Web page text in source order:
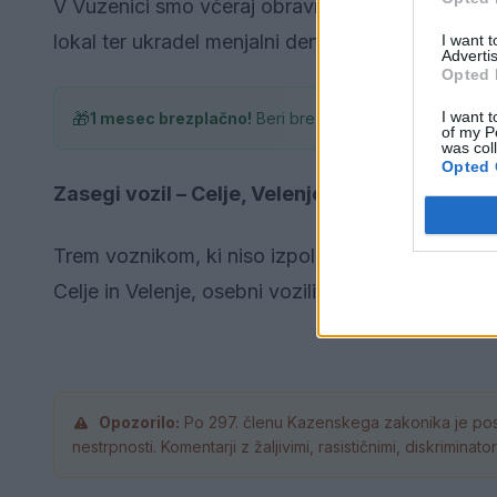
I want
Opted
I want
of my
was
Opted
V Vuzenici smo včeraj obravnavali vlom v
lokal ter ukradel menjalni denar in več škatlic
🎁1 mesec brezplačno! Beri brez oglasov
Zasegi vozil – Celje, Velenje, Ravne na
Trem voznikom, ki niso izpolnjevali pogojev za
Celje in Velenje, osebni vozili. Na območju
Opozorilo: Po 297. členu Kazenskega zakonika je
nestrpnosti. Komentarji z žaljivimi, rasističnimi,